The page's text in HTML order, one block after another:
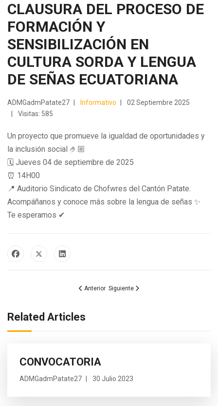
CLAUSURA DEL PROCESO DE
FORMACIÓN Y
SENSIBILIZACIÓN EN
CULTURA SORDA Y LENGUA
DE SEÑAS ECUATORIANA
ADMGadmPatate27 Informativo
02 Septiembre 2025
Visitas: 585
Un proyecto que promueve la igualdad de oportunidades y
la inclusión social 🤌🏼
🗓 Jueves 04 de septiembre de 2025
⏰ 14H00
📍 Auditorio Sindicato de Chofwres del Cantón Patate.
Acompáñanos y conoce más sobre la lengua de señas ✨
Te esperamos ✔
Artículo anterior: prueba 1
Anterior Artículo siguiente: ENTREGA DE EQUIPO
Siguiente
Related Articles
CONVOCATORIA
ADMGadmPatate27 30 Julio 2023